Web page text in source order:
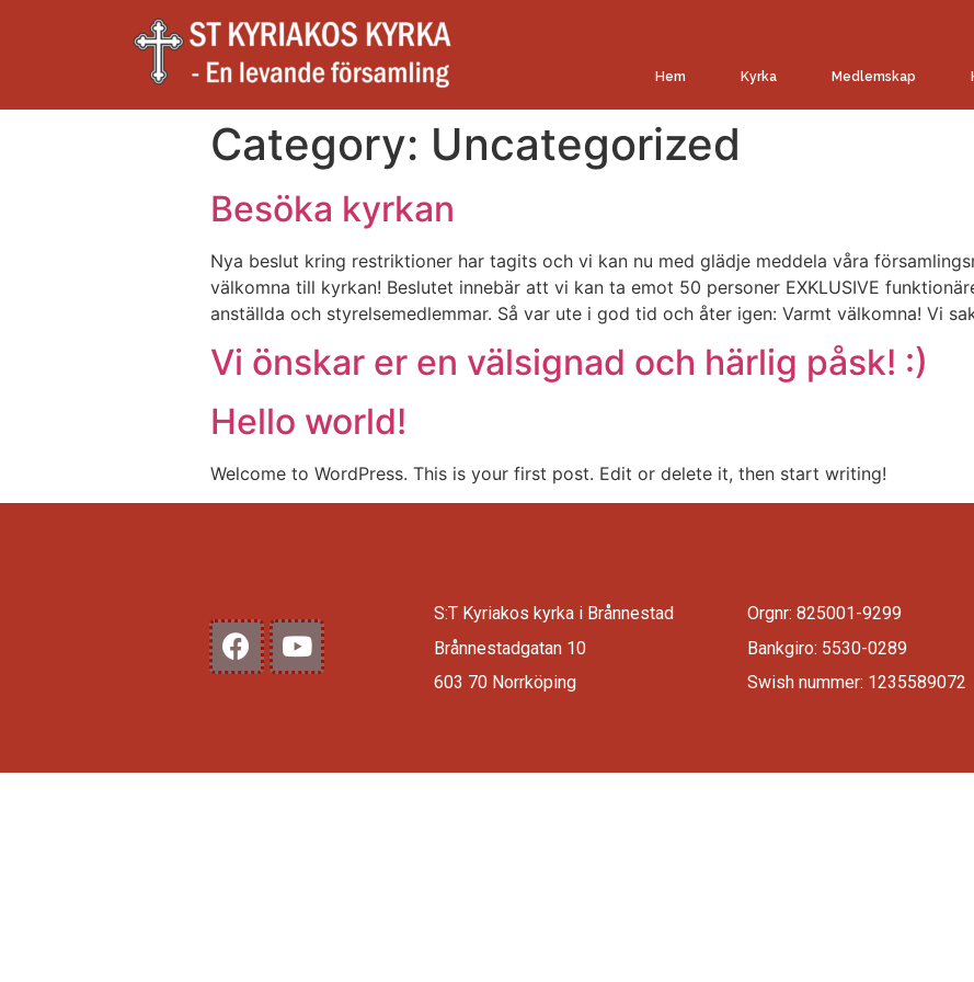
Hem Kyrka Medlemskap
Category: Uncategorized
Besöka kyrkan
Nya beslut kring restriktioner har tagits och vi kan nu med glädje meddela våra
välkomna till kyrkan! Beslutet innebär att vi kan ta emot 50 personer EXKLUSIVE
anställda och styrelsemedlemmar. Så var ute i god tid och åter igen: Varmt välkomna! Vi
Vi önskar er en välsignad och härlig påsk! :)
Hello world!
Welcome to WordPress. This is your first post. Edit or delete it, then start writing!
S:T Kyriakos kyrka i Brånnestad
Brånnestadgatan 10
603 70 Norrköping
Orgnr: 825001-9299
Bankgiro: 5530-0289
Swish nummer: 1235589072